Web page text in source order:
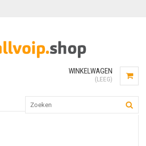
WINKELWAGEN
(LEEG)